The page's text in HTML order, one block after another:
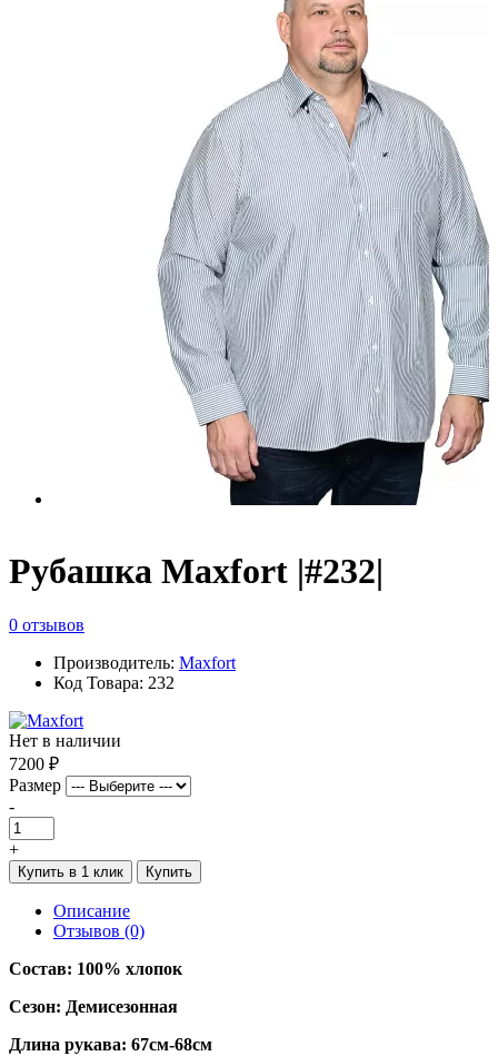
Рубашка Maxfort |#232|
0 отзывов
Производитель: Maxfort
Код Товара: 232
Нет в наличии
7200 ₽
Размер
-
+
Купить в 1 клик Купить
Описание
Отзывов (0)
Состав: 100% хлопок
Сезон: Демисезонная
Длина рукава: 67см-68см